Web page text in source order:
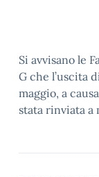
Si avvisano le
G che l’uscita
maggio, a
stata rinviata a